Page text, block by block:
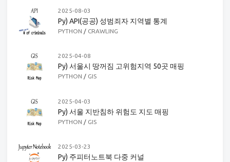
2025-08-03
Py) API(공공) 성범죄자 지역별 통계
PYTHON / CRAWLING
2025-04-08
Py) 서울시 땅꺼짐 고위험지역 50곳 매핑
PYTHON / GIS
2025-04-03
Py) 서울 지반침하 위험도 지도 매핑
PYTHON / GIS
2025-03-23
Py) 주피터노트북 다중 커널